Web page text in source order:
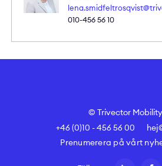
010-456 56 10
© Trivector
+46 (0)10 - 456 56 00
Prenumerera på vårt